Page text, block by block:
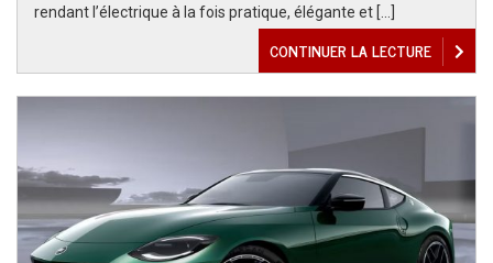
rendant l’électrique à la fois pratique, élégante et […]
CONTINUER LA LECTURE